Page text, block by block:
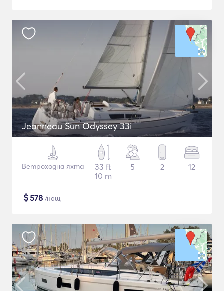
Jeanneau Sun Odyssey 33i
Ветроходна яхта
33 ft
10 m
5 2 12
$578 /нощ